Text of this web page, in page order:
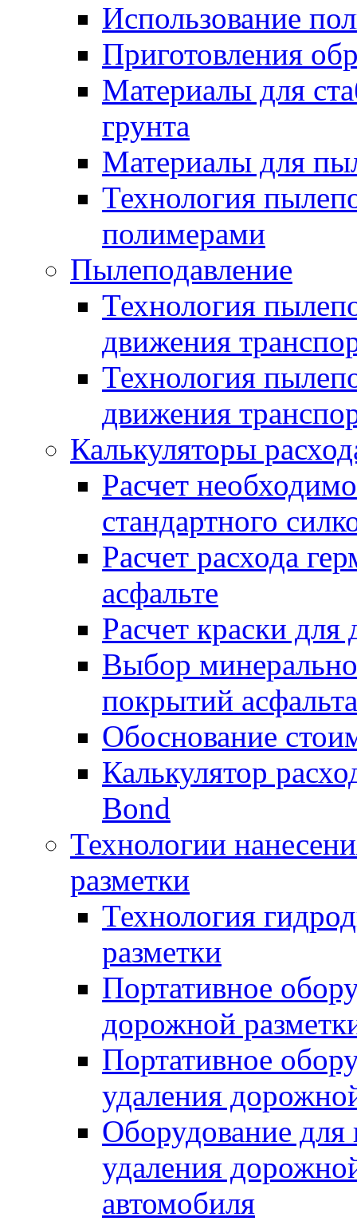
Использование
Приготовления
Материалы для
грунта
Материалы для
Технология
полимерами
Пылеподавление
Технология
движения
Технология
движения
Калькуляторы
Расчет
стандартного
Расчет расхода
асфальте
Расчет краски
Выбор
покрытий асфальта
Обоснование
Калькулятор
Bond
Технологии
разметки
Технология
разметки
Портативное
дорожной
Портативное
удаления
Оборудование для
удаления
автомобиля